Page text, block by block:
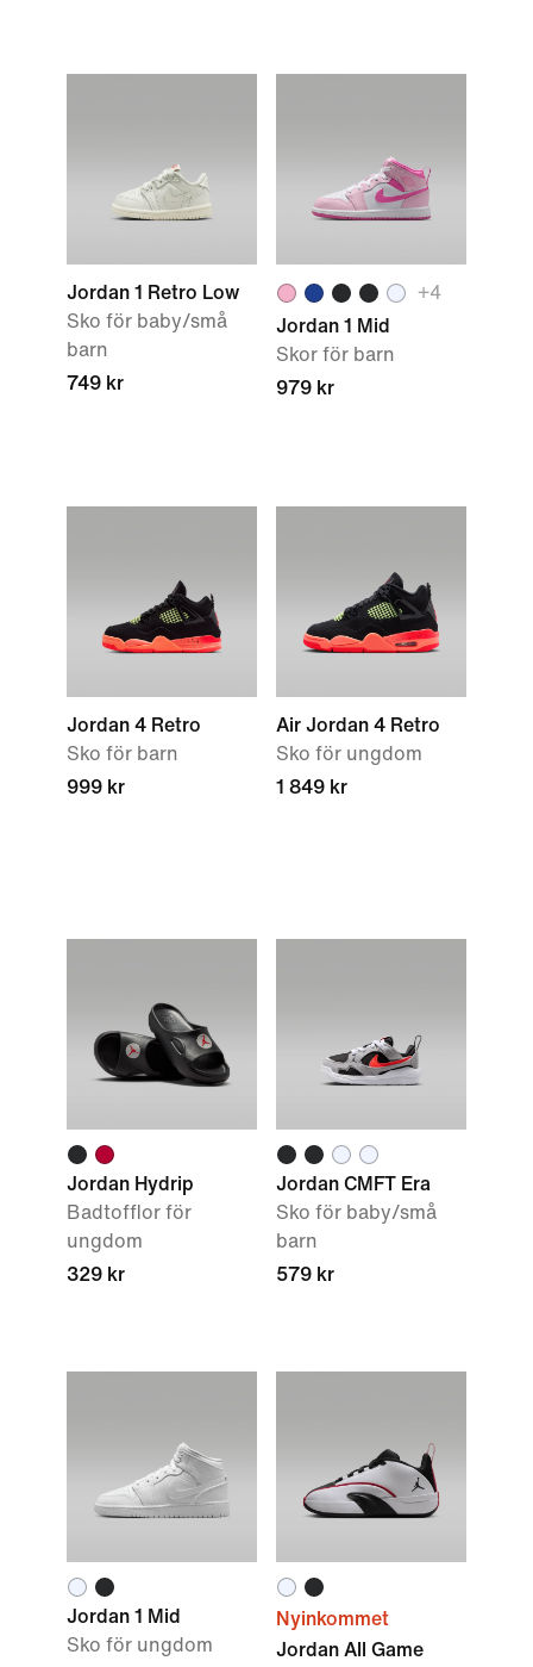
Jordan 1 Retro Low
Sko för baby/små
barn
749 kr
+4
Jordan 1 Mid
Skor för barn
979 kr
Jordan 4 Retro
Sko för barn
999 kr
Air Jordan 4 Retro
Sko för ungdom
1 849 kr
Jordan Hydrip
Badtofflor för
ungdom
329 kr
Jordan CMFT Era
Sko för baby/små
barn
579 kr
Jordan 1 Mid
Sko för ungdom
Nyinkommet
Jordan All Game